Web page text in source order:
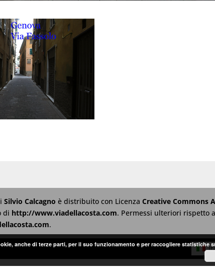
Silvio Calcagno è distribuito con Licenza Creative Commons
di http://www.viadellacosta.com. Permessi ulteriori rispetto
.
anche di terze parti, per il suo funzionamento e per raccogliere